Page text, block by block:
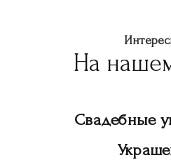
На
Свадебные